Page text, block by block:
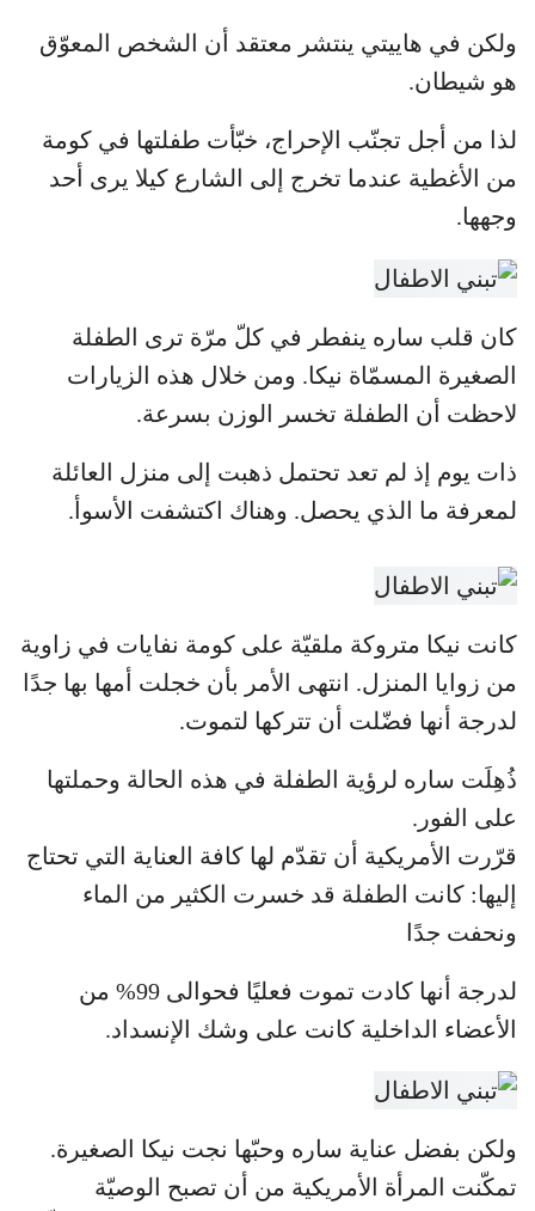
ولكن في هاييتي ينتشر معتقد أن الشخص المعوّق
هو شيطان.
لذا من أجل تجنّب الإحراج، خبّأت طفلتها في كومة
من الأغطية عندما تخرج إلى الشارع كيلا يرى أحد
وجهها.
كان قلب ساره ينفطر في كلّ مرّة ترى الطفلة
الصغيرة المسمّاة نيكا. ومن خلال هذه الزيارات
لاحظت أن الطفلة تخسر الوزن بسرعة.
ذات يوم إذ لم تعد تحتمل ذهبت إلى منزل العائلة
لمعرفة ما الذي يحصل. وهناك اكتشفت الأسوأ.
كانت نيكا متروكة ملقيّة على كومة نفايات في زاوية
من زوايا المنزل. انتهى الأمر بأن خجلت أمها بها جدًا
لدرجة أنها فضّلت أن تتركها لتموت.
ذُهِلَت ساره لرؤية الطفلة في هذه الحالة وحملتها
على الفور.
قرّرت الأمريكية أن تقدّم لها كافة العناية التي تحتاج
إليها: كانت الطفلة قد خسرت الكثير من الماء
ونحفت جدًا
لدرجة أنها كادت تموت فعليًا فحوالى 99% من
الأعضاء الداخلية كانت على وشك الإنسداد.
ولكن بفضل عناية ساره وحبّها نجت نيكا الصغيرة.
تمكّنت المرأة الأمريكية من أن تصبح الوصيّة